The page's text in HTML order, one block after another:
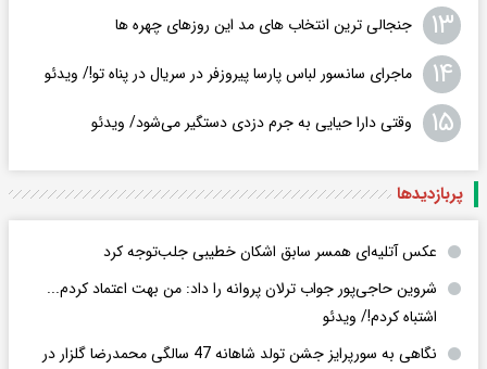
۱۳ جنجالی ترین انتخاب های مد این روزهای چهره ها
۱۴ ماجرای سانسور لباس پارسا پیروزفر در سریال در پناه تو!/ ویدئو
۱۵ وقتی دارا حیایی به جرم دزدی دستگیر می‌شود/ ویدئو
پربازدید‌ها
عکس‌ آتلیه‌ای همسر سابق اشکان خطیبی جلب‌توجه کرد
شروین حاجی‌پور جواب ترلان پروانه را داد: من بهت اعتماد کردم...
اشتباه کردم!/ ویدئو
نگاهی به سورپرایز جشن تولد شاهانه 47 سالگی محمدرضا گلزار در